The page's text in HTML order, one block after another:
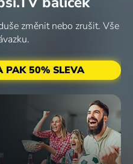
změnit nebo zrušit. Vše
PAK 50% SLEVA